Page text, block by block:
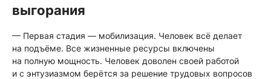
выгорания
— Первая стадия — мобилизация. Человек всё делает
на подъёме. Все жизненные ресурсы включены
на полную мощность. Человек доволен своей работой
и с энтузиазмом берётся за решение трудовых вопросов